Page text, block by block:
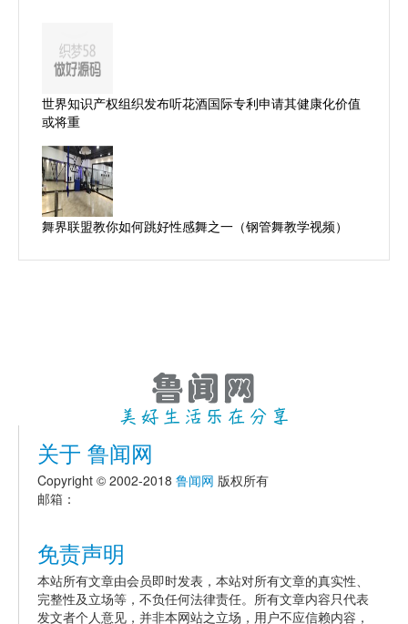
世界知识产权组织发布听花酒国际专利申请其健康化价值
或将重
舞界联盟教你如何跳好性感舞之一（钢管舞教学视频）
关于 鲁闻网
Copyright © 2002-2018 鲁闻网 版权所有
邮箱：
免责声明
本站所有文章由会员即时发表，本站对所有文章的真实性、
完整性及立场等，不负任何法律责任。所有文章内容只代表
发文者个人意见，并非本网站之立场，用户不应信赖内容，